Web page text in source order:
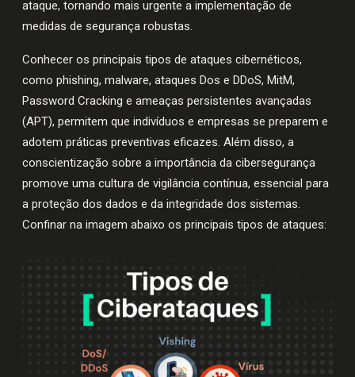
ataque, tornando mais urgente a implementação de
medidas de segurança robustas.
Conhecer os principais tipos de ataques cibernéticos,
como phishing, malware, ataques Dos e DDoS, MitM,
Password Cracking e ameaças persistentes avançadas
(APT), permitem que indivíduos e empresas se preparem e
adotem práticas preventivas eficazes. Além disso, a
conscientização sobre a importância da cibersegurança
promove uma cultura de vigilância contínua, essencial para
a proteção dos dados e da integridade dos sistemas.
Confinar na imagem abaixo os principais tipos de ataques: